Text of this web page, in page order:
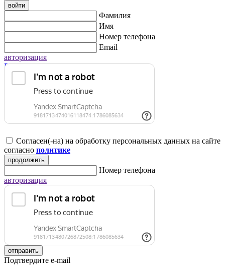
войти
Фамилия
Имя
Номер телефона
Email
авторизация
Регистрация для юридических лиц
Согласен(-на) на обработку персональных данных на сайте
согласно политике
продолжить
Номер телефона
авторизация
отправить
Подтвердите e-mail